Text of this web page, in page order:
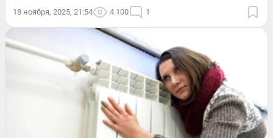
18 ноября, 2025, 21:54 4 100 1